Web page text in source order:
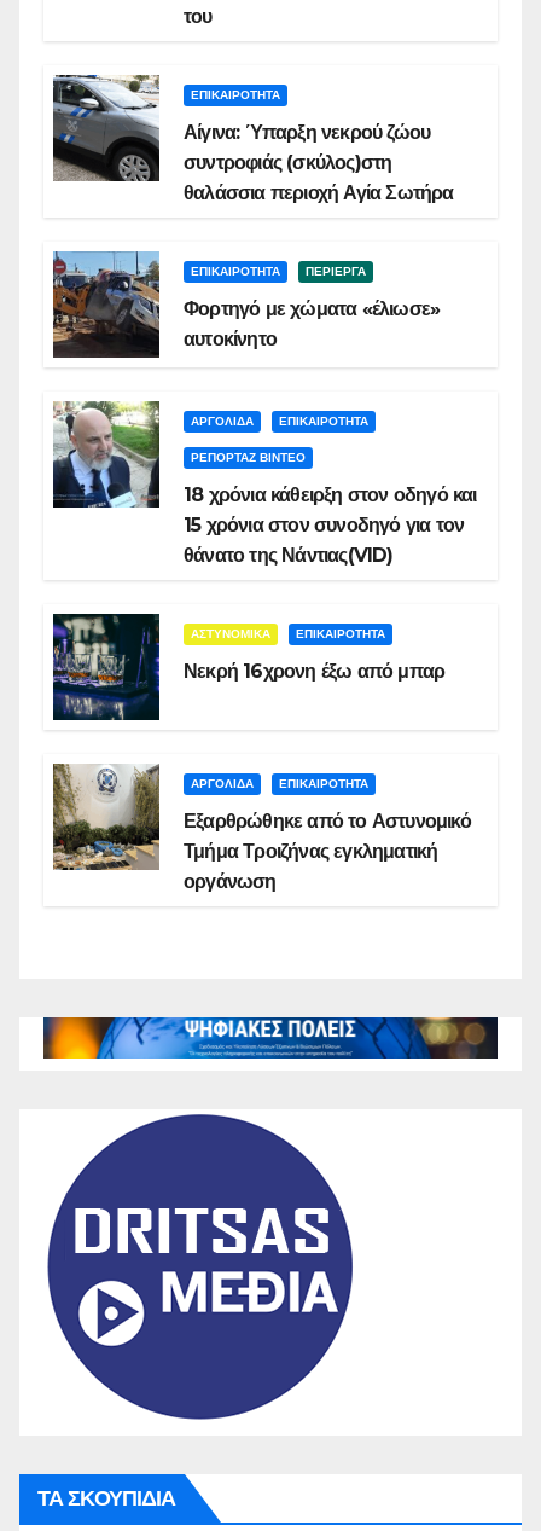
του
ΕΠΙΚΑΙΡΟΤΗΤΑ
Αίγινα: Ύπαρξη νεκρού ζώου
συντροφιάς (σκύλος)στη
θαλάσσια περιοχή Αγία Σωτήρα
ΕΠΙΚΑΙΡΟΤΗΤΑ ΠΕΡΙΕΡΓΑ
Φορτηγό με χώματα «έλιωσε»
αυτοκίνητο
ΑΡΓΟΛΙΔΑ ΕΠΙΚΑΙΡΟΤΗΤΑ
ΡΕΠΟΡΤΑΖ ΒΙΝΤΕΟ
18 χρόνια κάθειρξη στον οδηγό και
15 χρόνια στον συνοδηγό για τον
θάνατο της Νάντιας(VID)
ΑΣΤΥΝΟΜΙΚΑ ΕΠΙΚΑΙΡΟΤΗΤΑ
Νεκρή 16χρονη έξω από μπαρ
ΑΡΓΟΛΙΔΑ ΕΠΙΚΑΙΡΟΤΗΤΑ
Εξαρθρώθηκε από το Αστυνομικό
Τμήμα Τροιζήνας εγκληματική
οργάνωση
ΤΑ ΣΚΟΥΠΙΔΙΑ